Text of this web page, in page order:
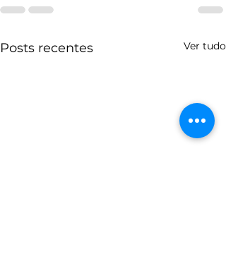
Posts recentes Ver tudo